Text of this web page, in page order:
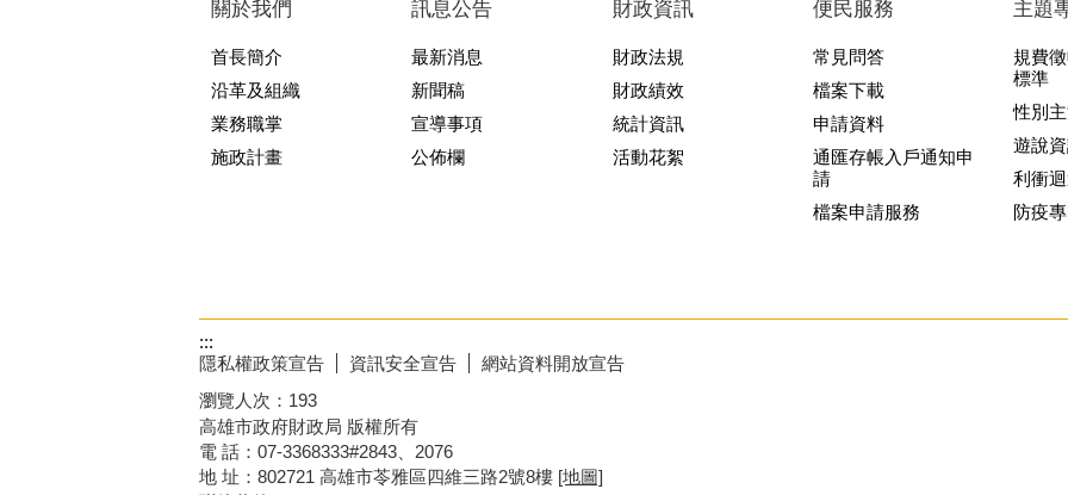
關於我們
首長簡介
沿革及組織
業務職掌
施政計畫
訊息公告
最新消息
新聞稿
宣導事項
公佈欄
財政資訊
財政法規
財政績效
統計資訊
活動花絮
便民服務
常見問答
檔案下載
申請資料
通匯存帳入戶通知申
請
檔案申請服務
主題
規費
標準
性別
遊說
利衝
防疫
:::
隱私權政策宣告
資訊安全宣告
網站資料開放宣告
瀏覽人次： 193
高雄市政府財政局 版權所有
電 話：07-3368333#2843、2076
地 址：802721 高雄市苓雅區四維三路2號8樓 [地圖]